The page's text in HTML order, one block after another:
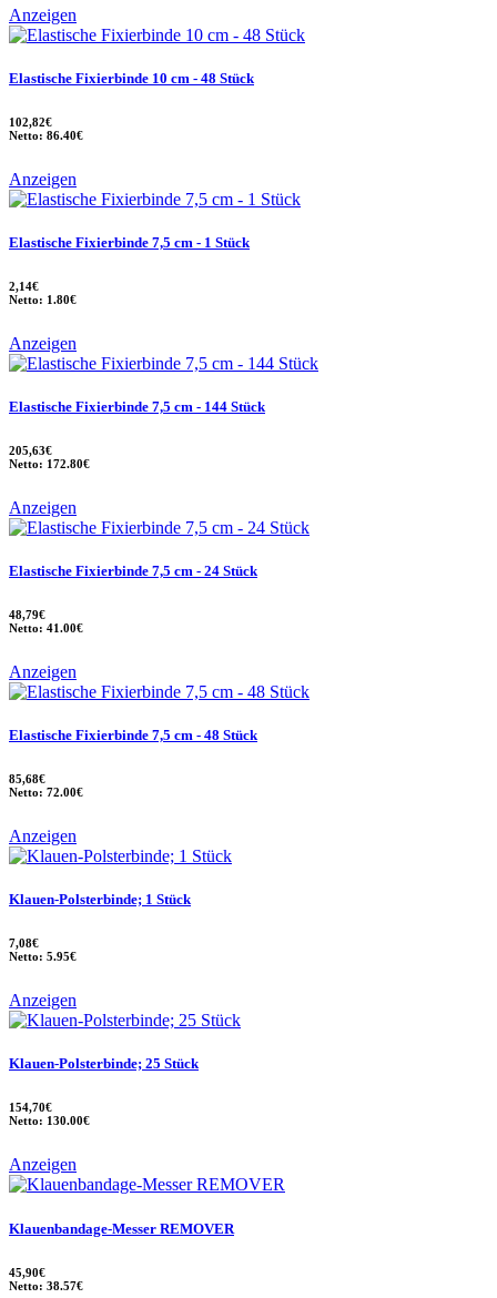
Anzeigen
Elastische Fixierbinde 10 cm - 48 Stück
102,82€
Netto: 86.40€
Anzeigen
Elastische Fixierbinde 7,5 cm - 1 Stück
2,14€
Netto: 1.80€
Anzeigen
Elastische Fixierbinde 7,5 cm - 144 Stück
205,63€
Netto: 172.80€
Anzeigen
Elastische Fixierbinde 7,5 cm - 24 Stück
48,79€
Netto: 41.00€
Anzeigen
Elastische Fixierbinde 7,5 cm - 48 Stück
85,68€
Netto: 72.00€
Anzeigen
Klauen-Polsterbinde; 1 Stück
7,08€
Netto: 5.95€
Anzeigen
Klauen-Polsterbinde; 25 Stück
154,70€
Netto: 130.00€
Anzeigen
Klauenbandage-Messer REMOVER
45,90€
Netto: 38.57€